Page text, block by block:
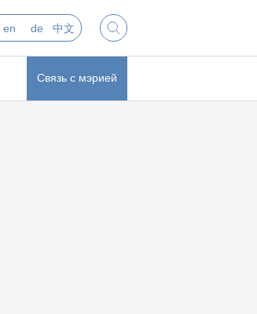
en de 中文
Связь с мэрией